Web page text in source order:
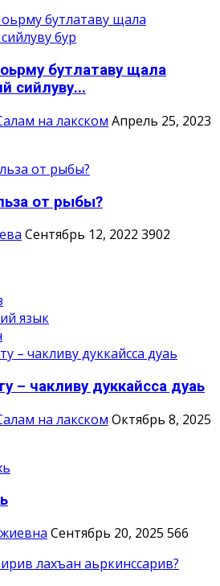
бутлатаву щала
сийлуву...
на лакском Апрель 25, 2023
от рыбы?
Сентябрь 12, 2022 3902
язык
– чакливу дуккайсса дуаь
на лакском Октябрь 8, 2025
Сентябрь 20, 2025 566